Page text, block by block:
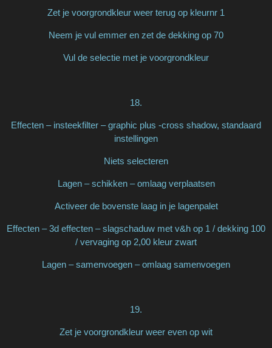
Zet je voorgrondkleur weer terug op kleurnr 1
Neem je vul emmer en zet de dekking op 70
Vul de selectie met je voorgrondkleur
18.
Effecten – insteekfilter – graphic plus -cross shadow, standaard
instellingen
Niets selecteren
Lagen – schikken – omlaag verplaatsen
Activeer de bovenste laag in je lagenpalet
Effecten – 3d effecten – slagschaduw met v&h op 1 / dekking 100
/ vervaging op 2,00 kleur zwart
Lagen – samenvoegen – omlaag samenvoegen
19.
Zet je voorgrondkleur weer even op wit